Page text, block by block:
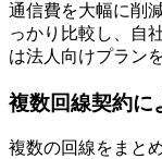
通信費を大幅に削
っかり比較し、自
は法人向けプラン
複数回線契約に
複数の回線をまと